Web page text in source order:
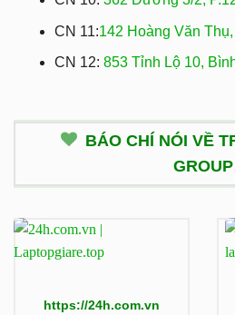
CN 11:142 Hoàng Văn Thụ,
CN 12: 853 Tỉnh Lộ 10,
BÁO CHÍ NÓI VỀ
GROUP
https://24h.com.vn